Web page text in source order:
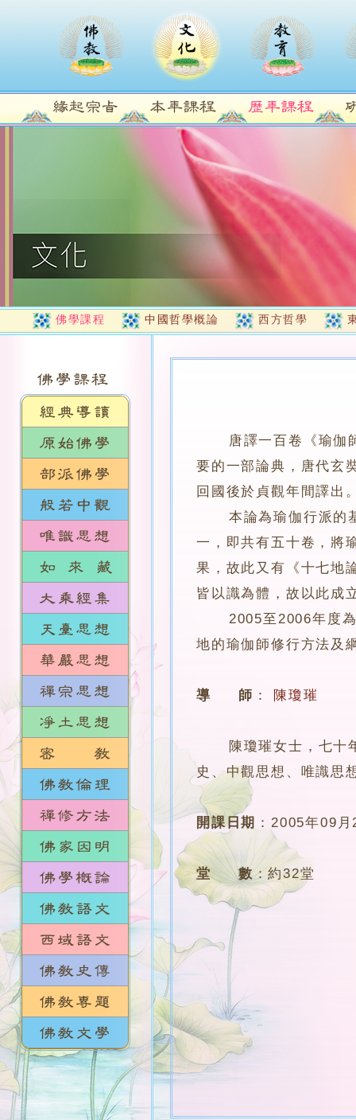
佛學課程 中國哲學概論 西方哲學
唐譯一百卷《瑜伽
要的一部論典，唐代玄
回國後於貞觀年間譯出
本論為瑜伽行派的基
一，即共有五十卷，將
果，故此又有《十七地
皆以識為體，故以此成
2005至2006年度為
地的瑜伽師修行方法及
導 師 ： 陳瓊璀
陳瓊璀女士，七十年
史、中觀思想、唯識思
開課日期 ：2005年09月
堂 數：約32堂